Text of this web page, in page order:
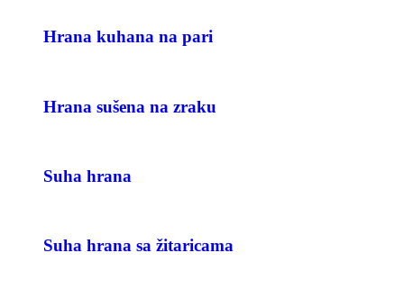
Hrana kuhana na pari
Hrana sušena na zraku
Suha hrana
Suha hrana sa žitaricama